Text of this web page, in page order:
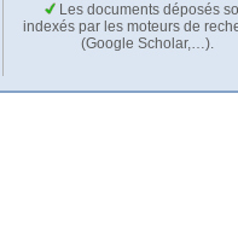
Les documents déposés
indexés par les moteurs de
(Google Scholar,…).